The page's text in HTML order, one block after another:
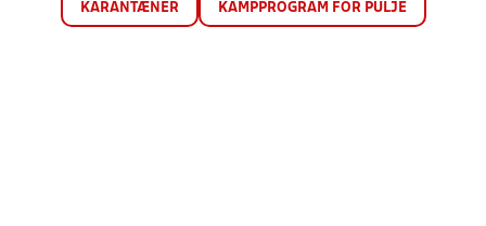
KARANTÆNER KAMPPROGRAM FOR PULJE